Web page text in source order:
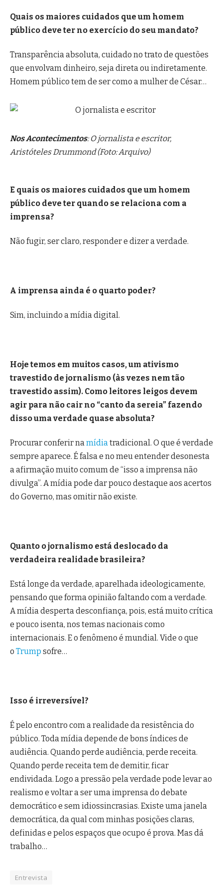
Quais os maiores cuidados que um homem
público deve ter no exercício do seu mandato?
Transparência absoluta, cuidado no trato de questões
que envolvam dinheiro, seja direta ou indiretamente.
Homem público tem de ser como a mulher de César…
Nos Acontecimentos: O jornalista e escritor,
Aristóteles Drummond (Foto: Arquivo)
E quais os maiores cuidados que um homem
público deve ter quando se relaciona com a
imprensa?
Não fugir, ser claro, responder e dizer a verdade.
A imprensa ainda é o quarto poder?
Sim, incluindo a mídia digital.
Hoje temos em muitos casos, um ativismo
travestido de jornalismo (às vezes nem tão
travestido assim). Como leitores leigos devem
agir para não cair no “canto da sereia” fazendo
disso uma verdade quase absoluta?
Procurar conferir namídiatradicional. O que é verdade
sempre aparece. É falsa e no meu entender desonesta
a afirmação muito comum de “isso a imprensa não
divulga”. A mídia pode dar pouco destaque aos acertos
do Governo, mas omitir não existe.
Quanto o jornalismo está deslocado da
verdadeira realidade brasileira?
Está longe da verdade, aparelhada ideologicamente,
pensando que forma opinião faltando com a verdade.
A mídia desperta desconfiança, pois, está muito crítica
e pouco isenta, nos temas nacionais como
internacionais. E o fenômeno é mundial. Vide o que
o Trump sofre…
Isso é irreversível?
É pelo encontro com a realidade da resistência do
público. Toda mídia depende de bons índices de
audiência. Quando perde audiência, perde receita.
Quando perde receita tem de demitir, ficar
endividada. Logo a pressão pela verdade pode levar ao
realismo e voltar a ser uma imprensa do debate
democrático e sem idiossincrasias. Existe uma janela
democrática, da qual com minhas posições claras,
definidas e pelos espaços que ocupo é prova. Mas dá
trabalho…
Entrevista